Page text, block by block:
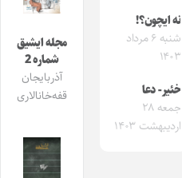
نه ایچون؟!
شنبه ۶ مرداد
۱۴۰۳
خئیر- دعا
جمعه ۲۸
اردیبهشت ۱۴۰۳
مجله ایشیق
شماره 2
آذربایجان
قفه‌خانالاری